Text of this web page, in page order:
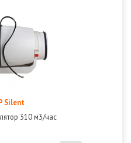
Silent
310 м3/час